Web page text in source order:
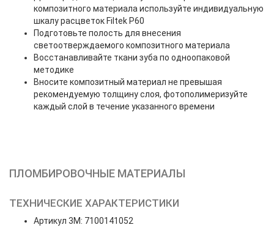
композитного материала используйте индивидуальную
шкалу расцветок Filtek P60
Подготовьте полость для внесения
светоотверждаемого композитного материала
Восстанавливайте ткани зуба по одноопаковой
методике
Вносите композитный материал не превышая
рекомендуемую толщину слоя, фотополимеризуйте
каждый слой в течение указанного времени
ПЛОМБИРОВОЧНЫЕ МАТЕРИАЛЫ
ТЕХНИЧЕСКИЕ ХАРАКТЕРИСТИКИ
Артикул 3M: 7100141052